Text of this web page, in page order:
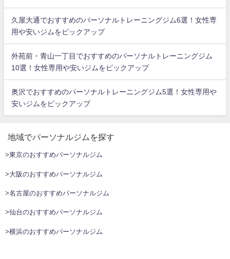
久屋大通でおすすめのパーソナルトレーニングジム6選！女性専
用や安いジムをピックアップ
外苑前・青山一丁目でおすすめのパーソナルトレーニングジム
10選！女性専用や安いジムをピックアップ
奥沢でおすすめのパーソナルトレーニングジム5選！女性専用や
安いジムをピックアップ
地域でパーソナルジムを探す
>東京のおすすめパーソナルジム
>大阪のおすすめパーソナルジム
>名古屋のおすすめパーソナルジム
>仙台のおすすめパーソナルジム
>横浜のおすすめパーソナルジム